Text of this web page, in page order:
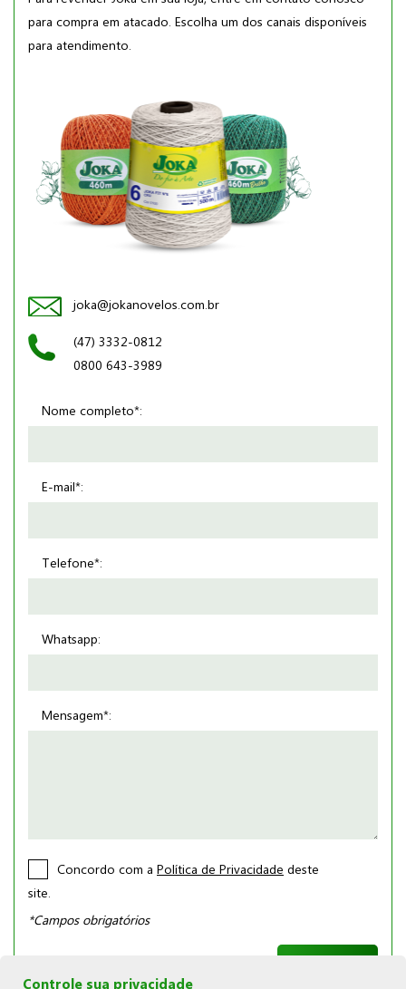
para compra em atacado. Escolha um dos canais disponíveis
para atendimento.
joka@jokanovelos.com.br
(47) 3332-0812
0800 643-3989
Nome completo*:
E-mail*:
Telefone*:
Whatsapp:
Mensagem*:
Concordo com a Política de Privacidade deste
site.
*Campos obrigatórios
Controle sua privacidade